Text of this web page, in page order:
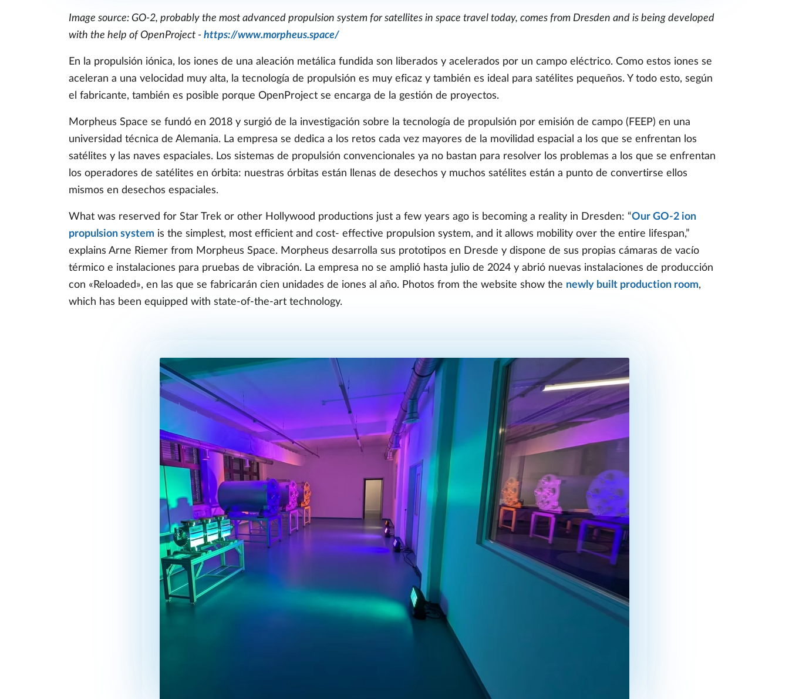
Image source: GO-2, probably the most advanced propulsion system for satellites in space travel today, comes from Dresden and is being developed
with the help of OpenProject - https://www.morpheus.space/
En la propulsión iónica, los iones de una aleación metálica fundida son liberados y acelerados por un campo eléctrico. Como estos iones se
aceleran a una velocidad muy alta, la tecnología de propulsión es muy eficaz y también es ideal para satélites pequeños. Y todo esto, según
el fabricante, también es posible porque OpenProject se encarga de la gestión de proyectos.
Morpheus Space se fundó en 2018 y surgió de la investigación sobre la tecnología de propulsión por emisión de campo (FEEP) en una
universidad técnica de Alemania. La empresa se dedica a los retos cada vez mayores de la movilidad espacial a los que se enfrentan los
satélites y las naves espaciales. Los sistemas de propulsión convencionales ya no bastan para resolver los problemas a los que se enfrentan
los operadores de satélites en órbita: nuestras órbitas están llenas de desechos y muchos satélites están a punto de convertirse ellos
mismos en desechos espaciales.
What was reserved for Star Trek or other Hollywood productions just a few years ago is becoming a reality in Dresden: “Our GO-2 ion
propulsion system is the simplest, most efficient and cost- effective propulsion system, and it allows mobility over the entire lifespan,”
explains Arne Riemer from Morpheus Space. Morpheus desarrolla sus prototipos en Dresde y dispone de sus propias cámaras de vacío
térmico e instalaciones para pruebas de vibración. La empresa no se amplió hasta julio de 2024 y abrió nuevas instalaciones de producción
con «Reloaded», en las que se fabricarán cien unidades de iones al año. Photos from the website show the newly built production room,
which has been equipped with state-of-the-art technology.